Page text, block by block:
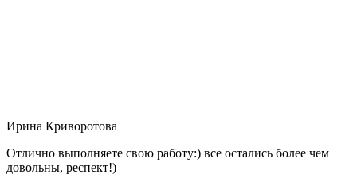
Ирина Криворотова
Отлично выполняете свою работу:) все остались более чем
довольны, респект!)